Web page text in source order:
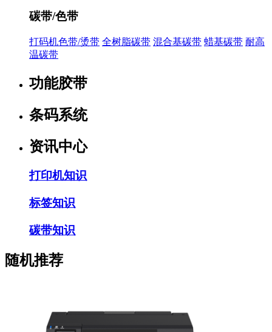
碳带/色带
打码机色带/烫带 全树脂碳带 混合基碳带 蜡基碳带 耐高
温碳带
功能胶带
条码系统
资讯中心
打印机知识
标签知识
碳带知识
随机推荐